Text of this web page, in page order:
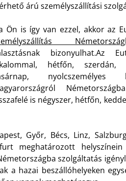
árú személyszállítási
Ön is így van ezzel, akkor az
bizonyulhat.Az
hétfőn, szerdán,
is négyszer, hétfőn,
Győr, Bécs, Linz,
meghatározott
szolgáltatás
a hazai beszállóhelyeken